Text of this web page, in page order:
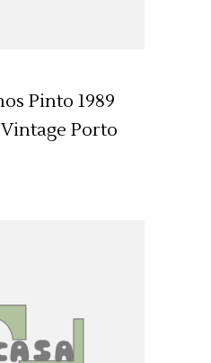
Pinto 1989
Porto
🛒